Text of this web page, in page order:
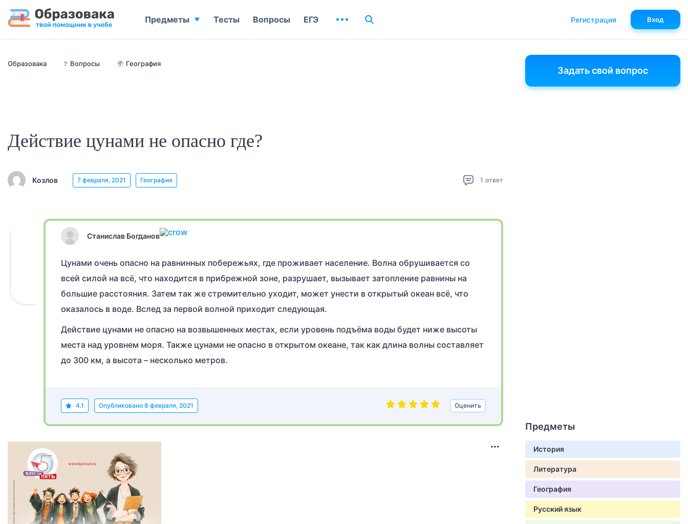
Образовака ❓ Вопросы 🌍 География
Действие цунами не опасно где?
Козлов 7 февраля, 2021 География 1 ответ
Станислав Богданов
Цунами очень опасно на равнинных побережьях, где проживает население. Волна обрушивается со
всей силой на всё, что находится в прибрежной зоне, разрушает, вызывает затопление равнины на
большие расстояния. Затем так же стремительно уходит, может унести в открытый океан всё, что
оказалось в воде. Вслед за первой волной приходит следующая.
Действие цунами не опасно на возвышенных местах, если уровень подъёма воды будет ниже высоты
места над уровнем моря. Также цунами не опасно в открытом океане, так как длина волны составляет
до 300 км, а высота – несколько метров.
4.1 Опубликовано 8 февраля, 2021 Оценить
Задать свой вопрос
Предметы
История
Литература
География
Русский язык
Предметы Тесты Вопросы ЕГЭ Регистрация Вход